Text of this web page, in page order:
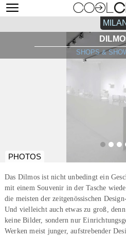
MILAN
SHOPS &
PHOTOS
Das Dilmos ist nicht unbedingt ein
mit einem Souvenir in der Tasche
die meisten der zeitgenössischen
Und vielleicht auch etwas zu groß,
keine Bilder, sondern nur
Werken meist junger, aufstrebender